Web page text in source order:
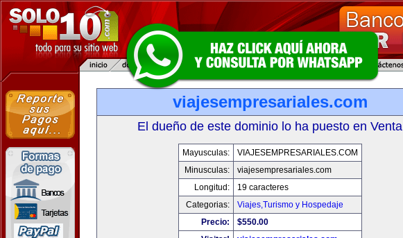
viajesempresariales.com
El dueño de este dominio lo ha puesto en Venta
Mayusculas:
VIAJESEMPRESARIALES.COM
Minusculas:
viajesempresariales.com
Longitud:
19 caracteres
Categorias:
Viajes,Turismo y Hospedaje
Precio:
$550.00